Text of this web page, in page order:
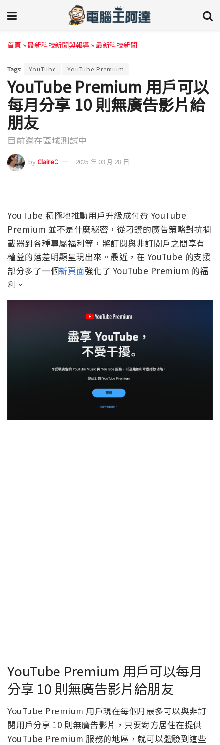
首頁 »最新科技新聞與報導 »最新科技新聞
Tags: YouTube YouTube Premium
YouTube Premium 用戶可以
每月分享 10 則無廣告影片給
朋友
目前還在區域測試中
byClaireC 2025 年 03 月 28 日
YouTube 積極地推動用戶升級成付費 YouTube
Premium 並不是什麼秘密，從刁鑽的廣告策略對抗攔
截器到各種專屬福利等，將訂閱與非訂閱戶之間享有
權益的落差明顯呈現出來。最近，在 YouTube 的支援
部分多了一個新頁面強化了 YouTube Premium 的福
利。
YouTube Premium 用戶可以每月
分享 10 則無廣告影片給朋友
YouTube Premium 用戶現在每個月最多可以與非訂
閱用戶分享 10 則無廣告影片，只要對方居住在提供
YouTube Premium 服務的地區，就可以體驗到這些